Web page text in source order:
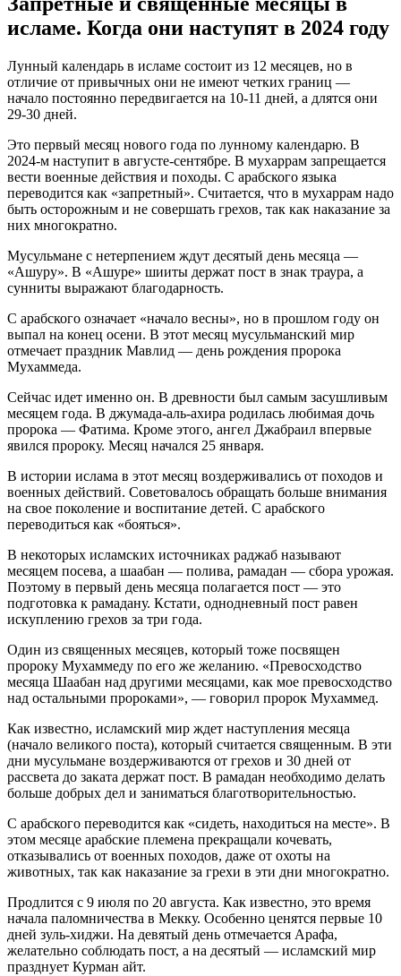
исламе. Когда они наступят в 2024 году
Лунный календарь в исламе состоит из 12 месяцев, но в
отличие от привычных они не имеют четких границ —
начало постоянно передвигается на 10-11 дней, а длятся они
29-30 дней.
Это первый месяц нового года по лунному календарю. В
2024-м наступит в авгуcте-сентябре. В мухаррам запрещается
вести военные действия и походы. С арабского языка
переводится как «запретный». Считается, что в мухаррам надо
быть осторожным и не совершать грехов, так как наказание за
них многократно.
Мусульмане с нетерпением ждут десятый день месяца —
«Ашуру». В «Ашуре» шииты держат пост в знак траура, а
сунниты выражают благодарность.
С арабского означает «начало весны», но в прошлом году он
выпал на конец осени. В этот месяц мусульманский мир
отмечает праздник Мавлид — день рождения пророка
Мухаммеда.
Сейчас идет именно он. В древности был самым засушливым
месяцем года. В джумада-аль-ахира родилась любимая дочь
пророка — Фатима. Кроме этого, ангел Джабраил впервые
явился пророку. Месяц начался 25 января.
В истории ислама в этот месяц воздерживались от походов и
военных действий. Советовалось обращать больше внимания
на свое поколение и воспитание детей. С арабского
переводиться как «бояться».
В некоторых исламских источниках раджаб называют
месяцем посева, а шаабан — полива, рамадан — сбора урожая.
Поэтому в первый день месяца полагается пост — это
подготовка к рамадану. Кстати, однодневный пост равен
искуплению грехов за три года.
Один из священных месяцев, который тоже посвящен
пророку Мухаммеду по его же желанию. «Превосходство
месяца Шаабан над другими месяцами, как мое превосходство
над остальными пророками», — говорил пророк Мухаммед.
Как известно, исламский мир ждет наступления месяца
(начало великого поста), который считается священным. В эти
дни мусульмане воздерживаются от грехов и 30 дней от
рассвета до заката держат пост. В рамадан необходимо делать
больше добрых дел и заниматься благотворительностью.
С арабского переводится как «сидеть, находиться на месте». В
этом месяце арабские племена прекращали кочевать,
отказывались от военных походов, даже от охоты на
животных, так как наказание за грехи в эти дни многократно.
Продлится с 9 июля по 20 августа. Как известно, это время
начала паломничества в Мекку. Особенно ценятся первые 10
дней зуль-хиджи. На девятый день отмечается Арафа,
желательно соблюдать пост, а на десятый — исламский мир
празднует Курман айт.